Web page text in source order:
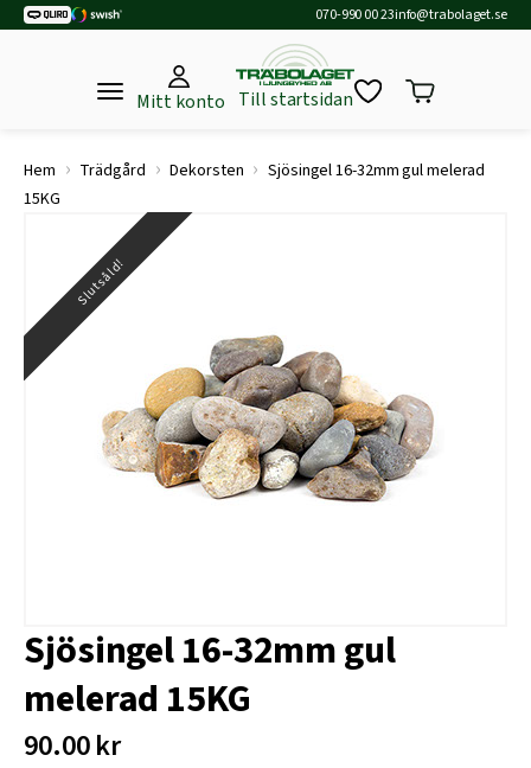
070-990 00 23info@trabolaget.se
Mitt konto Till startsidan
Hem › Trädgård › Dekorsten › Sjösingel 16-32mm gul melerad
15KG
Slutsåld!
Sjösingel 16-32mm gul
melerad 15KG
90.00kr